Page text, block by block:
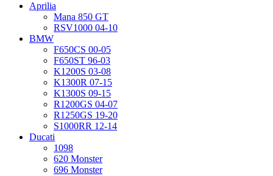
Aprilia
Mana 850 GT
RSV1000 04-10
BMW
F650CS 00-05
F650ST 96-03
K1200S 03-08
K1300R 07-15
K1300S 09-15
R1200GS 04-07
R1250GS 19-20
S1000RR 12-14
Ducati
1098
620 Monster
696 Monster